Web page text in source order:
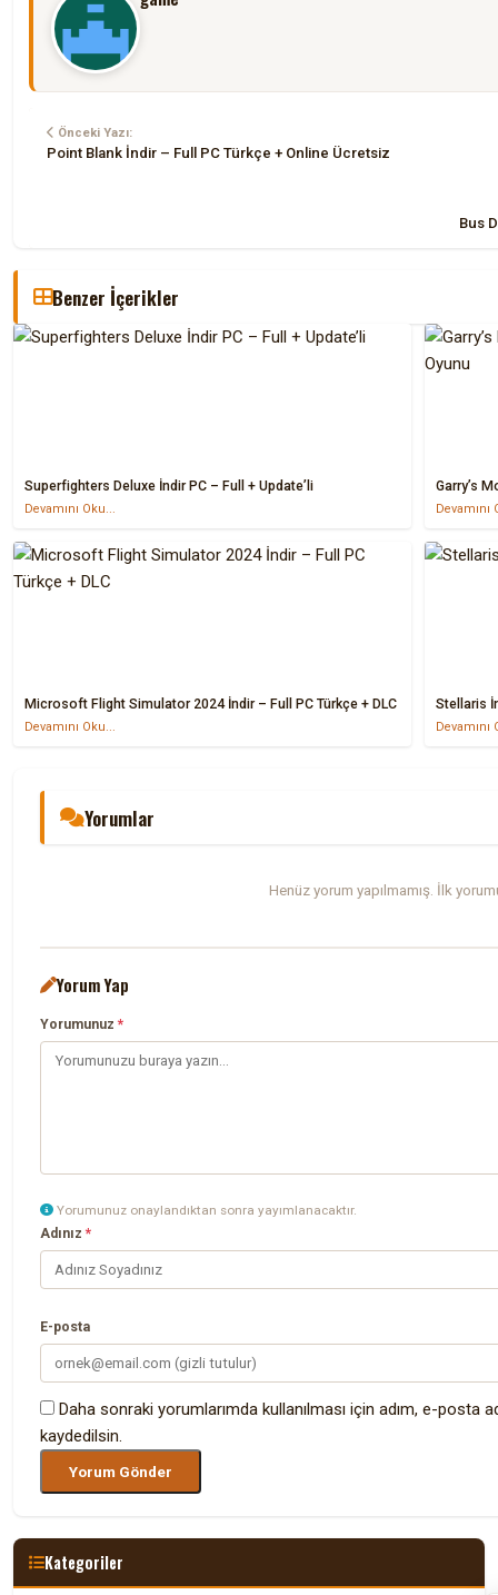
Önceki Yazı:
Point Blank İndir – Full PC Türkçe + Online Ücretsiz
Bus
Benzer İçerikler
Superfighters Deluxe İndir PC – Full + Update’li
Devamını Oku...
Garry’s
Devamını
Microsoft Flight Simulator 2024 İndir – Full PC Türkçe + DLC
Devamını Oku...
Stellaris
Devamını
Yorumlar
Henüz yorum yapılmamış. İlk
Yorum Yap
Yorumunuz*
Yorumunuz onaylandıktan sonra yayımlanacaktır.
Adınız*
E-posta
Daha sonraki yorumlarımda kullanılması için adım, e-posta
kaydedilsin.
Kategoriler